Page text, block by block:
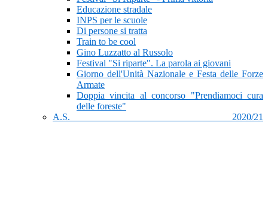
Educazione stradale
INPS per le scuole
Di persone si tratta
Train to be cool
Gino Luzzatto al Russolo
Festival "Si riparte". La parola ai giovani
Giorno dell'Unità Nazionale e Festa delle Forze
Armate
Doppia vincita al concorso "Prendiamoci cura
delle foreste"
A.S. 2020/21